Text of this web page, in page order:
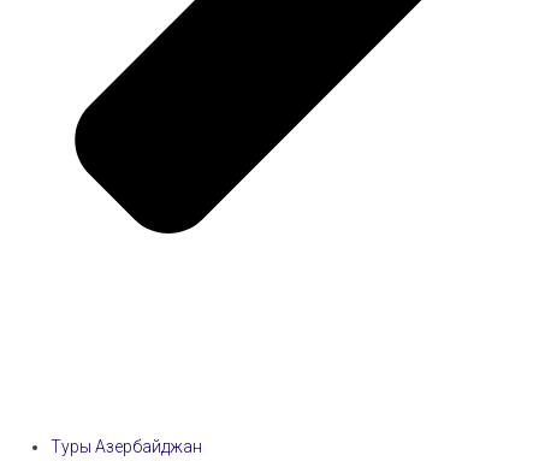
Туры Азербайджан